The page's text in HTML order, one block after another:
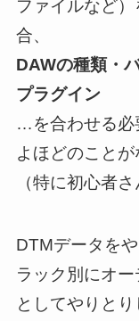
ファイルなど
合、
DAWの種類・
プラグイン
…を合わせる必
よほどのことが
（特に初心者さ
DTMデータを
ラック別にオ
としてやりと